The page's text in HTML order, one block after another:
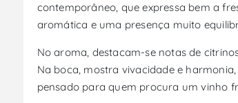
contemporâneo, que expressa bem a
aromática e uma presença muito
No aroma, destacam-se notas de
Na boca, mostra vivacidade e
pensado para quem procura um vinho